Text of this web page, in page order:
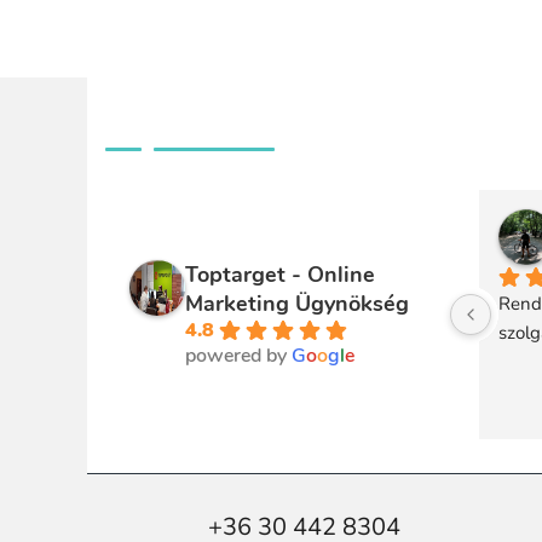
Toptarget - Online
Marketing Ügynökség
4.8
powered by Google
+36 30 442 8304